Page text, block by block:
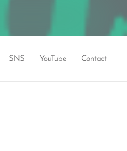
SNS YouTube Contact